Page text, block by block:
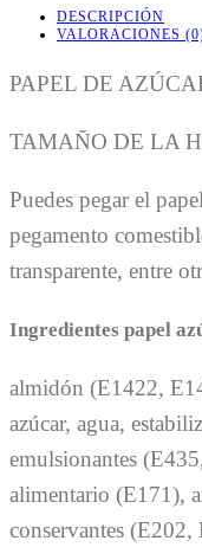
DESCRIPCIÓN
VALORACIONES
PAPEL DE
TAMAÑO DE LA
Puedes pegar el
pegamento
transparente, entre
Ingredientes papel
almidón (E1422,
azúcar, agua,
emulsionantes
alimentario (E171),
conservantes (E202,